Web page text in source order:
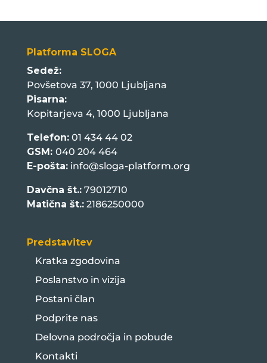
Platforma SLOGA
Sedež:
Povšetova 37, 1000 Ljubljana
Pisarna:
Kopitarjeva 4, 1000 Ljubljana
Telefon:01 434 44 02
GSM: 040 204 464
E-pošta: info@sloga-platform.org
Davčna št.:79012710
Matična št.:2186250000
Predstavitev
Kratka zgodovina
Poslanstvo in vizija
Postani član
Podprite nas
Delovna področja in pobude
Kontakti